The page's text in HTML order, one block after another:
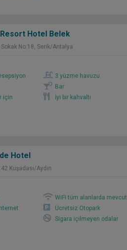
Hotel Belek
No:18, Serik/Antalya
3 yüzme havuzu
Bar
için
İyi bir kahvaltı
Hotel
Kuşadası/Aydın
WiFi tüm alanlarda mevcut
Ücretsiz Otopark
Sigara içilmeyen odalar